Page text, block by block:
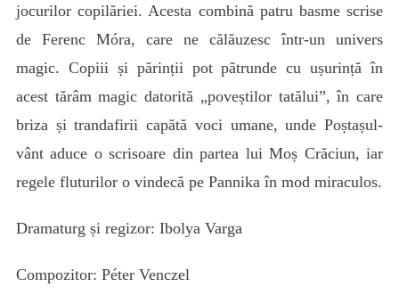
jocurilor copilăriei. Acesta combină patru basme scrise
de Ferenc Móra, care ne călăuzesc într-un univers
magic. Copiii și părinții pot pătrunde cu ușurință în
acest tărâm magic datorită „poveștilor tatălui”, în care
briza și trandafirii capătă voci umane, unde Poștașul-
vânt aduce o scrisoare din partea lui Moș Crăciun, iar
regele fluturilor o vindecă pe Pannika în mod miraculos.
Dramaturg și regizor: Ibolya Varga
Compozitor: Péter Venczel